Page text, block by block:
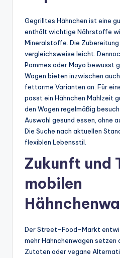
Gegrilltes Hähnchen ist eine
enthält wichtige Nährstoffe
Mineralstoffe. Die
vergleichsweise leicht.
Pommes oder Mayo bewusst
Wagen bieten inzwischen
fettarme Varianten an. Für
passt ein Hähnchen Mahlzeit
den Wagen regelmäßig
Auswahl gesund essen, ohne
Die Suche nach aktuellen
flexiblen Lebensstil.
Zukunft und
mobilen
Der Street-Food-Markt
mehr Hähnchenwagen
Zutaten oder vegane